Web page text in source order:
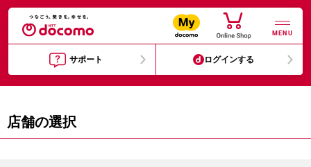
MENU
サポート ログインする
店舗の選択